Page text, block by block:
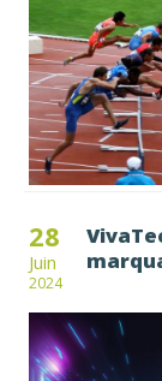
28
Juin
2024